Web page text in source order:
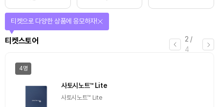
2 /
4
티켓스토어
티켓으로 다양한 상품에 응모하자!
4명
사토시노트™ Lite
사토시노트™ Lite